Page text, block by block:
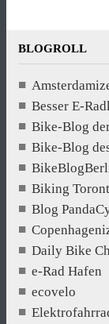
BLOGROLL
Besser E-
Bike-Blog
Bike-Blog
Biking
Blog
Daily Bike
e-Rad Hafen
ecovelo